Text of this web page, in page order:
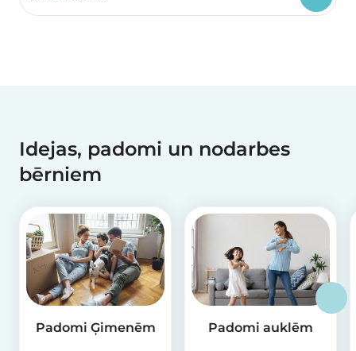
Idejas, padomi un nodarbes
bērniem
Padomi Ģimenēm Padomi auklēm